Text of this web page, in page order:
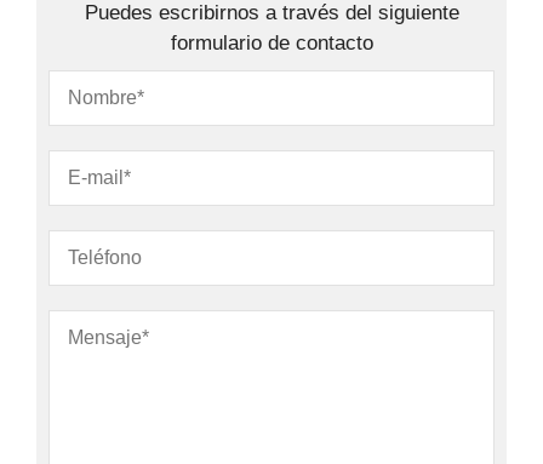
Puedes escribirnos a través del siguiente
formulario de contacto